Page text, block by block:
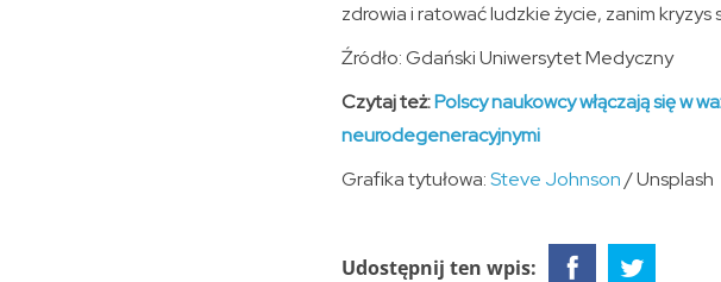
zdrowia i ratować ludzkie życie, zanim
Źródło: Gdański Uniwersytet Medyczny
Czytaj też:Polscy naukowcy włączają się w
neurodegeneracyjnymi
Grafika tytułowa:Steve Johnson/ Unsplash
Udostępnij ten wpis: